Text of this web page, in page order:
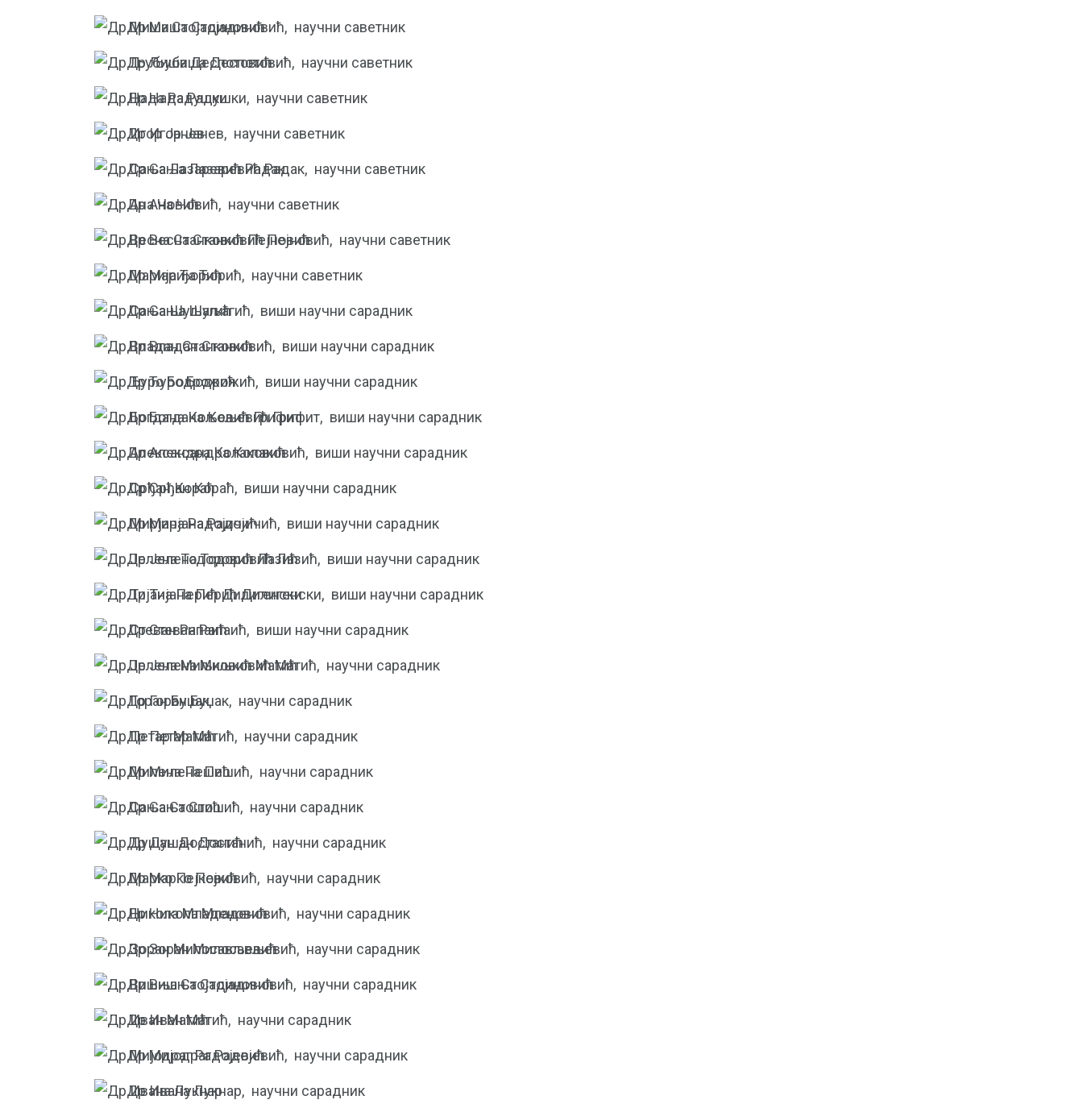
Др Миша Стојадиновић, научни саветник
Др Љубиша Деспотовић, научни саветник
Др Нада Радушки, научни саветник
Др Игор Јанев, научни саветник
Др Сања Лазаревић Радак, научни саветник
Др Ана Човић, научни саветник
Др Весна Станковић Пејновић, научни саветник
Др Марија Ђорић, научни саветник
Др Сања Шуљагић, виши научни сарадник
Др Владан Станковић, виши научни сарадник
Др Ђуро Бодрожић, виши научни сарадник
Др Богдана Кољевић Грифит, виши научни сарадник
Др Александра Колаковић, виши научни сарадник
Др Срђан Кораћ, виши научни сарадник
Др Мирјана Радојичић, виши научни сарадник
Др Јелена Тодоровић Лазић, виши научни сарадник
Др Тијана Перић Дилигенски, виши научни сарадник
Др Стеван Рапаић, виши научни сарадник
Др Јелена Миљковић Матић, научни сарадник
Др Горан Буџак, научни сарадник
Др Петар Матић, научни сарадник
Др Милена Пешић, научни сарадник
Др Сања Стошић, научни сарадник
Др Душан Достанић, научни сарадник
Др Марко Пејковић, научни сарадник
Др Никола Младеновић, научни сарадник
Др Зоран Милосављевић, научни сарадник
Др Вишња Стојадиновић, научни сарадник
Др Иван Матић, научни сарадник
Др Мијодраг Радојевић, научни сарадник
Др Ивана Лукнар, научни сарадник